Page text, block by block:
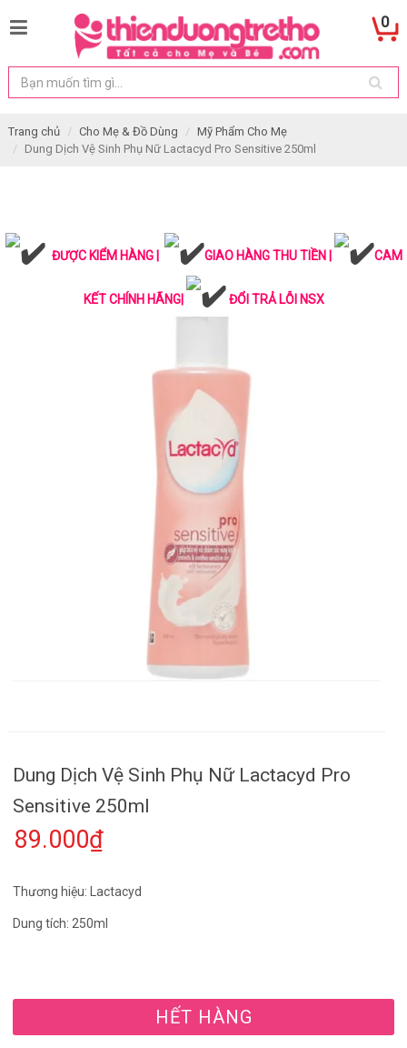
0
Trang chủ Cho Mẹ & Đồ Dùng
Mỹ Phẩm Cho Mẹ
Dung Dịch Vệ Sinh Phụ Nữ Lactacyd Pro Sensitive 250ml
ĐƯỢC KIỂM HÀNG | GIAO HÀNG THU TIỀN | CAM
KẾT CHÍNH HÃNG| ĐỔI TRẢ LỖI NSX
Dung Dịch Vệ Sinh Phụ Nữ Lactacyd Pro
Sensitive 250ml
89.000₫
Thương hiệu: Lactacyd
Dung tích: 250ml
HẾT HÀNG